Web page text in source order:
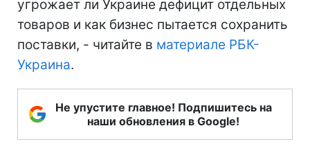
угрожает ли Украине дефицит отдельных
товаров и как бизнес пытается сохранить
поставки, - читайте в материале РБК-
Украина.
Не упустите главное! Подпишитесь на
наши обновления в Google!